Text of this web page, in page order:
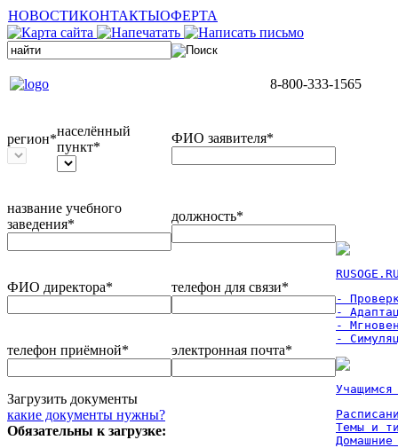
НОВОСТИКОНТАКТЫОФЕРТА
8-800-333-1565
регион*
населённый
пункт*
ФИО заявителя*
название учебного
заведения*
должность*
ФИО директора* телефон для связи*
телефон приёмной* электронная почта*
Загрузить документы
какие документы нужны?
Обязательны к загрузке:
-
-
-
-
Темы и
Домашние